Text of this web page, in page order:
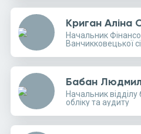
Криган Аліна
Начальник
Ванчикковецької
Бабан
Начальник відділу
обліку та аудиту